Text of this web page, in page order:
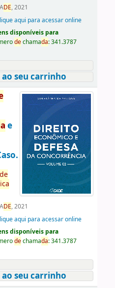
DE, 2021
aqui para acessar online
disponíveis para
dechamada:341.3787
seu carrinho
e
de
DE, 2021
aqui para acessar online
disponíveis para
dechamada:341.3787
seu carrinho